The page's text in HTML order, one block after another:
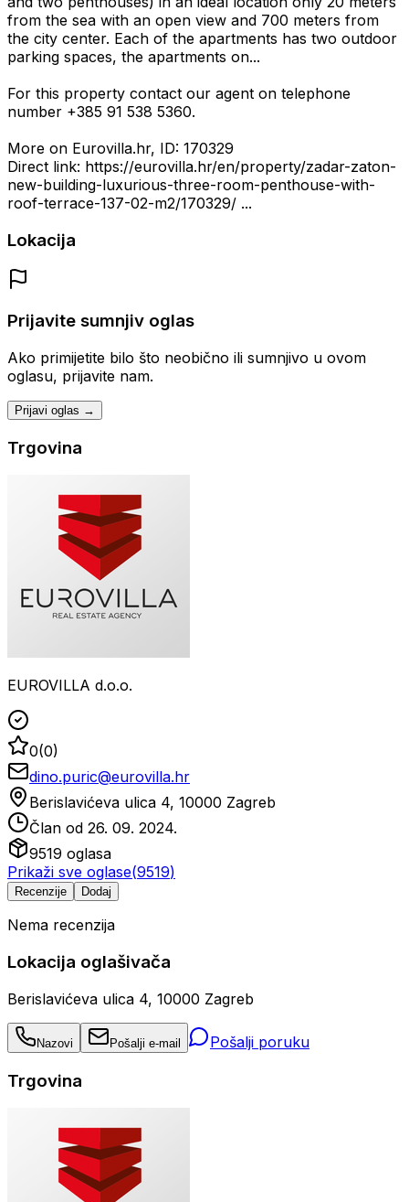
from the sea with an open view and 700 meters from
the city center. Each of the apartments has two outdoor
parking spaces, the apartments on...
For this property contact our agent on telephone
number +385 91 538 5360.
More on Eurovilla.hr, ID: 170329
Direct link: https://eurovilla.hr/en/property/zadar-zaton-
new-building-luxurious-three-room-penthouse-with-
roof-terrace-137-02-m2/170329/ ...
Lokacija
Prijavite sumnjiv oglas
Ako primijetite bilo što neobično ili sumnjivo u ovom
oglasu, prijavite nam.
Prijavi oglas →
Trgovina
EUROVILLA d.o.o.
0(0)
dino.puric@eurovilla.hr
Berislavićeva ulica 4, 10000 Zagreb
Član od 26. 09. 2024.
9519 oglasa
Prikaži sve oglase(9519)
Recenzije Dodaj
Nema recenzija
Lokacija oglašivača
Berislavićeva ulica 4, 10000 Zagreb
Nazovi Pošalji e-mail Pošalji poruku
Trgovina